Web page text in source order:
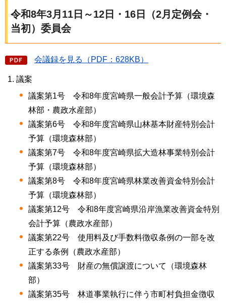
令和8年3月11日～12日・16日（2月定例会・
当初）委員会
会議録を見る（PDF：628KB）
議案
議案第1号 令和8年度宮崎県一般会計予算（環境森
林部・農政水産部）
議案第6号 令和8年度宮崎県山林基本財産特別会計
予算（環境森林部）
議案第7号 令和8年度宮崎県拡大造林事業特別会計
予算（環境森林部）
議案第8号 令和8年度宮崎県林業改善資金特別会計
予算（環境森林部）
議案第12号 令和8年度宮崎県沿岸漁業改善資金特別
会計予算（農政水産部）
議案第22号 使用料及び手数料徴収条例の一部を改
正する条例（農政水産部）
議案第33号 財産の無償譲渡について（環境森林
部）
議案第35号 林道事業執行に伴う市町村負担金徴収